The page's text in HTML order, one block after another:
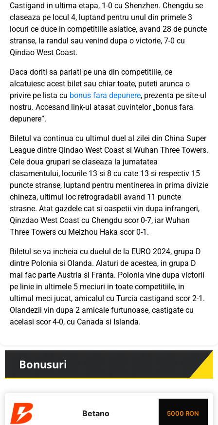
Castigand in ultima etapa, 1-0 cu Shenzhen. Chengdu se
claseaza pe locul 4, luptand pentru unul din primele 3
locuri ce duce in competitiile asiatice, avand 28 de puncte
stranse, la randul sau venind dupa o victorie, 7-0 cu
Qindao West Coast.
Daca doriti sa pariati pe una din competitiile, ce
alcatuiesc acest bilet sau chiar toate, puteti arunca o
privire pe lista cu bonus fara depunere, prezenta pe site-ul
nostru. Accesand link-ul atasat cuvintelor „bonus fara
depunere”.
Biletul va continua cu ultimul duel al zilei din China Super
League dintre Qindao West Coast si Wuhan Three Towers.
Cele doua grupari se claseaza la jumatatea
clasamentului, locurile 13 si 8 cu cate 13 si respectiv 15
puncte stranse, luptand pentru mentinerea in prima divizie
chineza, ultimul loc retrogradabil avand 11 puncte
strasne. Atat gazdele cat si oaspetii vin dupa infrangeri,
Qinzdao West Coast cu Chengdu scor 0-7, iar Wuhan
Three Towers cu Meizhou Haka scor 0-1.
Biletul se va incheia cu duelul de la EURO 2024, grupa D
dintre Polonia si Olanda. Alaturi de acestea, in grupa D
mai fac parte Austria si Franta. Polonia vine dupa victorii
pe linie in ultimele 5 meciuri in toate competitiile, in
ultimul meci jucat, amicalul cu Turcia castigand scor 2-1.
Olandezii vin dupa 2 amicale furtunoase, castigate cu
acelasi scor 4-0, cu Canada si Islanda.
Bonusuri
Betano 5000 RON